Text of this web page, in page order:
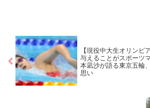
【現役中大生オリンピ
与えることがスポーツ
本凪沙が語る東京五輪
思い